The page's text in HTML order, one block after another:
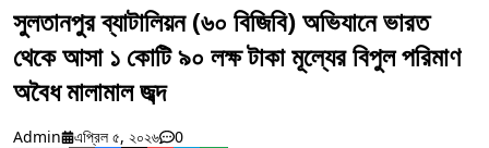
সুলতানপুর ব্যাটালিয়ন (৬০ বিজিবি) অভিযানে ভারত
থেকে আসা ১ কোটি ৯০ লক্ষ টাকা মূল্যের বিপুল পরিমাণ
অবৈধ মালামাল জব্দ
Admin এপ্রিল ৫, ২০২৬ 0